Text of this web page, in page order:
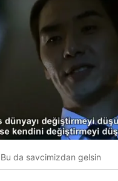
Bu da savcimizdan gelsin